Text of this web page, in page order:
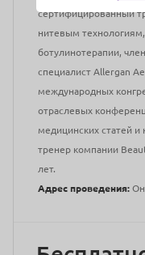
сертифицированный
нитевым технологиям,
ботулинотерапии,
специалист Allergan
международных
отраслевых
медицинских статей
тренер компании
лет.
Адрес проведения: